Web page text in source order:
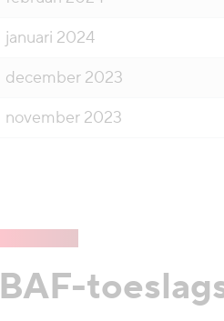
januari 2024
december 2023
november 2023
BAF-